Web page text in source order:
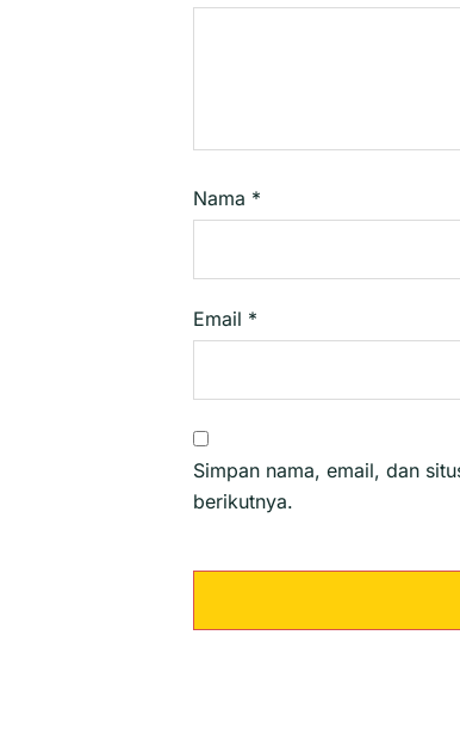
Nama *
Email *
Simpan nama, email, dan
berikutnya.